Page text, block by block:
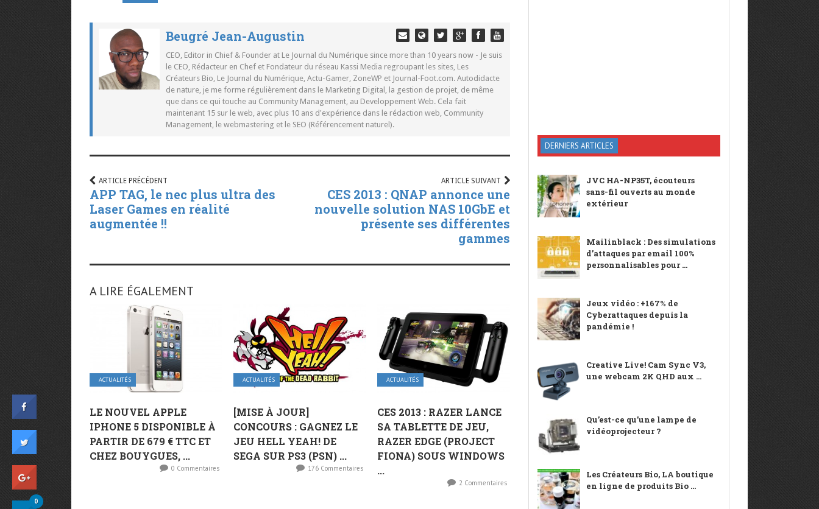
Beugré Jean-Augustin
CEO, Editor in Chief & Founder at Le Journal du Numérique since more than 10 years now - Je suis
le CEO, Rédacteur en Chef et Fondateur du réseau Kassi Media regroupant les sites, Les
Créateurs Bio, Le Journal du Numérique, Actu-Gamer, ZoneWP et Journal-Foot.com. Autodidacte
de nature, je me forme régulièrement dans le Marketing Digital, la gestion de projet, de même
que dans ce qui touche au Community Management, au Developpement Web. Cela fait
maintenant 15 sur le web, avec plus 10 ans d'expérience dans le rédaction web, Community
Management, le webmastering et le SEO (Référencement naturel).
ARTICLE PRÉCÉDENT
APP TAG, le nec plus ultra des
Laser Games en réalité
augmentée !!
ARTICLE SUIVANT
CES 2013 : QNAP annonce une
nouvelle solution NAS 10GbE et
présente ses différentes
gammes
A LIRE ÉGALEMENT
ACTUALITÉS
LE NOUVEL APPLE
IPHONE 5 DISPONIBLE À
PARTIR DE 679 € TTC ET
CHEZ BOUYGUES, ...
0 Commentaires
ACTUALITÉS
[MISE À JOUR]
CONCOURS : GAGNEZ LE
JEU HELL YEAH! DE
SEGA SUR PS3 (PSN) ...
176 Commentaires
ACTUALITÉS
CES 2013 : RAZER LANCE
SA TABLETTE DE JEU,
RAZER EDGE (PROJECT
FIONA) SOUS WINDOWS
...
2 Commentaires
DERNIERS ARTICLES
JVC HA-NP35T, écouteurs
sans-fil ouverts au monde
extérieur
Mailinblack : Des simulations
d’attaques par email 100%
personnalisables pour ...
Jeux vidéo : +167% de
Cyberattaques depuis la
pandémie !
Creative Live! Cam Sync V3,
une webcam 2K QHD aux ...
Qu’est-ce qu’une lampe de
vidéoprojecteur ?
Les Créateurs Bio, LA boutique
en ligne de produits Bio ...
0